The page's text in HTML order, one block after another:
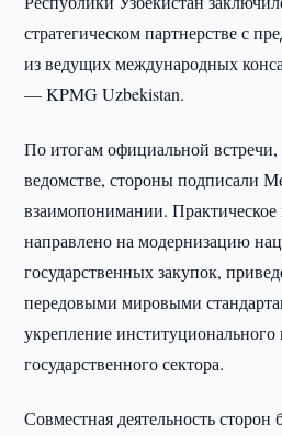
стратегическом партнерстве с
из ведущих международных
— KPMG Uzbekistan.
По итогам официальной встречи,
ведомстве, стороны подписали
взаимопонимании. Практическое
направлено на модернизацию
государственных закупок,
передовыми мировыми
укрепление институционального
государственного сектора.
Совместная деятельность сторон